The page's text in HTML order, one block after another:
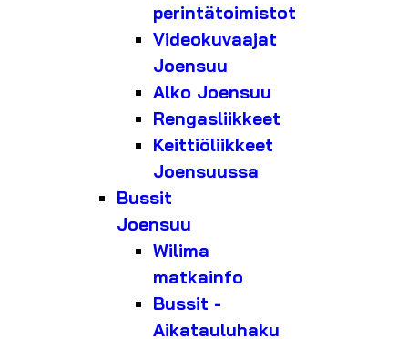
perintätoimistot
Videokuvaajat
Joensuu
Alko Joensuu
Rengasliikkeet
Keittiöliikkeet
Joensuussa
Bussit
Joensuu
Wilima
matkainfo
Bussit -
Aikatauluhaku